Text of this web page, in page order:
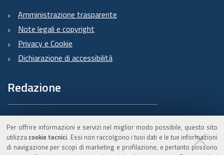
Per offrire informazioni e servizi nel miglior modo possibile, questo sito
utilizzacookie tecnici. Essi non raccolgono i tuoi dati e le tue informazioni
di navigazione per scopi di marketing e profilazione, e pertanto possono
Amministrazione trasparente
Note legali e copyright
Privacy e Cookie
Dichiarazione di accessibilità
Redazione
Informazioni sul Burert
e contatti